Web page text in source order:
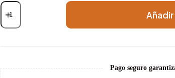
Set
de
violín
Pago seguro